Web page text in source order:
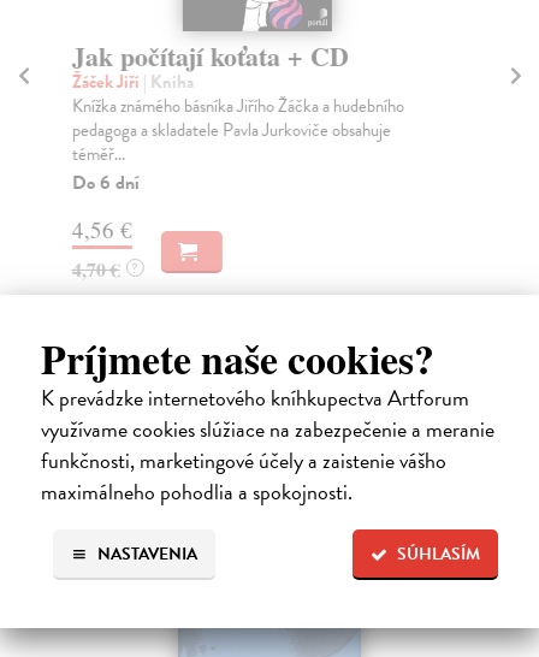
Príjmete naše cookies?
K prevádzke internetového kníhkupectva Artforum
využívame cookies slúžiace na zabezpečenie a meranie
funkčnosti, marketingové účely a zaistenie vášho
maximálneho pohodlia a spokojnosti.
SÚHLASÍM
NASTAVENIA
Jak počítají koťata + CD
Žáček Jiří | Kniha
Knížka známého básníka Jiřího Žáčka a hudebního
pedagoga a skladatele Pavla Jurkoviče obsahuje
téměř...
Do 6 dní
4,56 €
4,70 € ?
Ďalšie z kategórie sociológia